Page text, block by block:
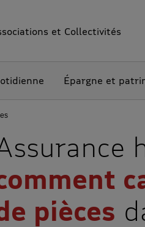
et Collectivités
Épargne et
pièces